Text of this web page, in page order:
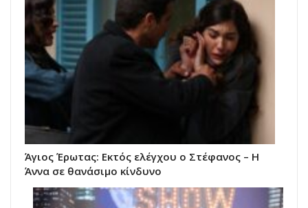
Άγιος Έρωτας: Εκτός ελέγχου ο Στέφανος – Η
Άννα σε θανάσιμο κίνδυνο